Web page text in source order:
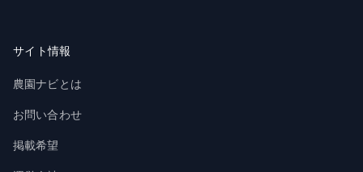
サイト情報
農園ナビとは
お問い合わせ
掲載希望